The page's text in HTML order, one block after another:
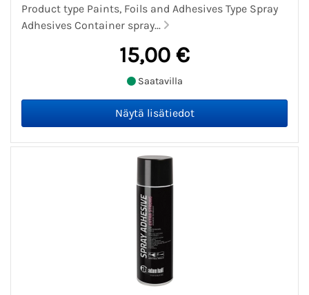
Product type Paints, Foils and Adhesives Type Spray
Adhesives Container spray...
15,00 €
Saatavilla